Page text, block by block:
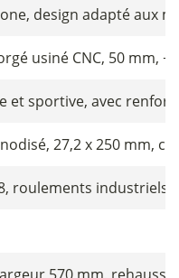
design adapté aux
usiné CNC, 50 mm,
et sportive, avec
27,2 x 250 mm,
roulements industriels
570 mm, rehausse